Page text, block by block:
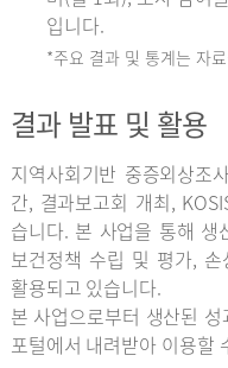
입니다.
*주요 결과 및 통계는 자
결과 발표 및 활용
지역사회기반 중증외상조
간, 결과보고회 개최,
습니다. 본 사업을 통해 생
보건정책 수립 및 평가,
활용되고 있습니다.
본 사업으로부터 생산된
포털에서 내려받아 이용할